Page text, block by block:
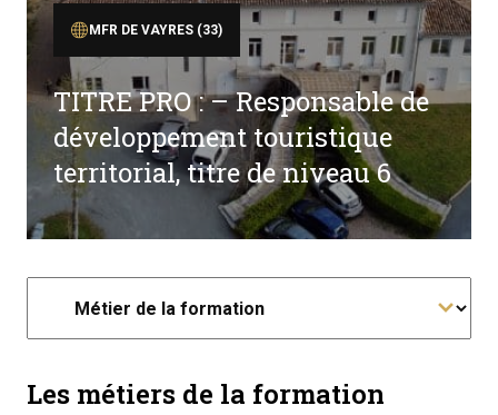
MFR DE VAYRES (33)
TITRE PRO : – Responsable de
développement touristique
territorial, titre de niveau 6
Les métiers de la formation